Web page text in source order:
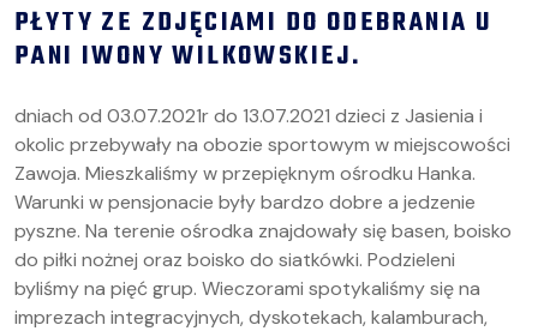
PŁYTY ZE ZDJĘCIAMI DO ODEBRANIA U
PANI IWONY WILKOWSKIEJ.
dniach od 03.07.2021r do 13.07.2021 dzieci z Jasienia i
okolic przebywały na obozie sportowym w miejscowości
Zawoja. Mieszkaliśmy w przepięknym ośrodku Hanka.
Warunki w pensjonacie były bardzo dobre a jedzenie
pyszne. Na terenie ośrodka znajdowały się basen, boisko
do piłki nożnej oraz boisko do siatkówki. Podzieleni
byliśmy na pięć grup. Wieczorami spotykaliśmy się na
imprezach integracyjnych, dyskotekach, kalamburach,